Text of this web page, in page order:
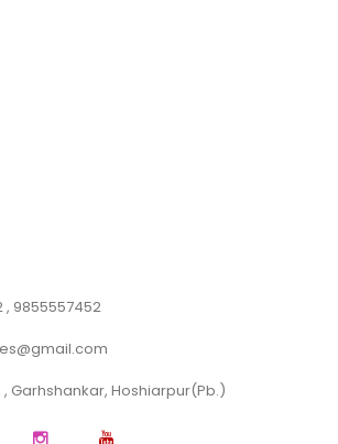
, 9855557452
Garhshankar, Hoshiarpur(Pb.)